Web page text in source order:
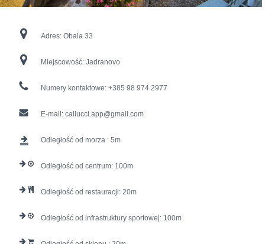
Adres: Obala 33
Miejscowość: Jadranovo
Numery kontaktowe: +385 98 974 2977
E-mail: callucci.app@gmail.com
Odległość od morza : 5
Odległość od centrum: 100
Odległość od restauracji: 20
Odległość od infrastruktury sportowej: 100